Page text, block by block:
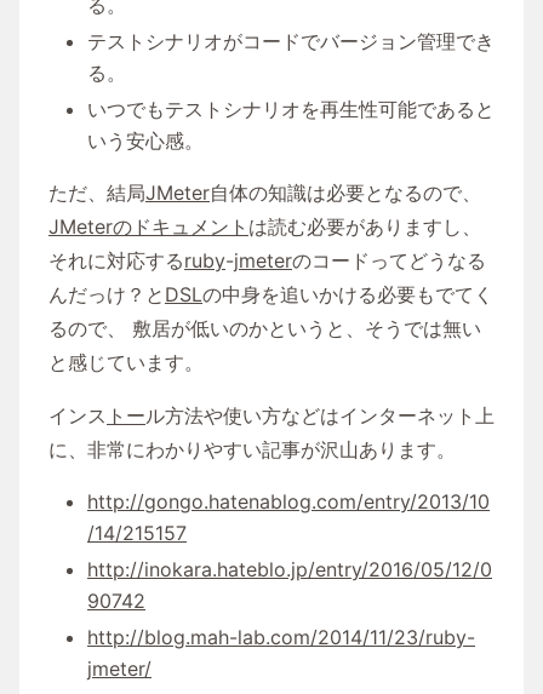
る。
テストシナリオがコードでバージョン管理でき
る。
いつでもテストシナリオを再生性可能であると
いう安心感。
ただ、結局JMeter自体の知識は必要となるので、
JMeterのドキュメント は読む必要がありますし、
それに対応するruby-jmeterのコードってどうなる
んだっけ？と DSLの中身を追いかける必要もでてく
るので、 敷居が低いのかというと、そうでは無い
と感じています。
インス トール方法や使い方などはインターネット上
に、非常にわかりやすい記事が沢山あります。
http://gongo.hatenablog.com/entry/2013/10
/14/215157
http://inokara.hateblo.jp/entry/2016/05/12/0
90742
http://blog.mah-lab.com/2014/11/23/ruby-
jmeter/